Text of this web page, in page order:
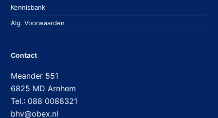
Kennisbank
Alg. Voorwaarden
Contact
Meander 551
6825 MD Arnhem
Tel.: 088 0088321
bhv@obex.nl